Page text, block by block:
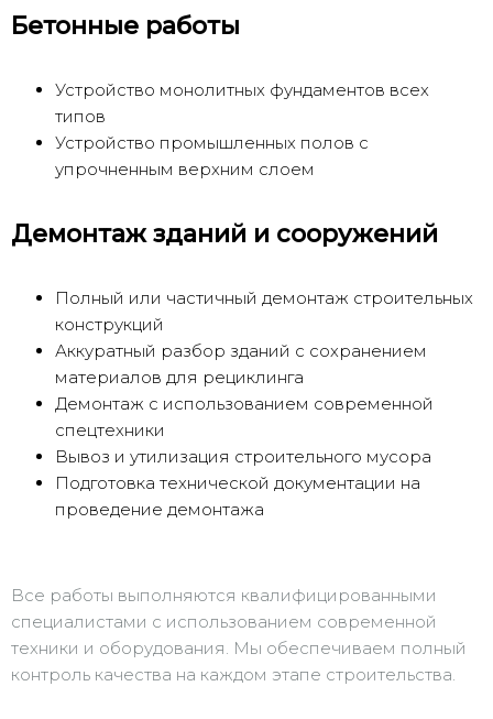
Бетонные работы
Устройство монолитных фундаментов всех
типов
Устройство промышленных полов с
упрочненным верхним слоем
Демонтаж зданий и сооружений
Полный или частичный демонтаж строительных
конструкций
Аккуратный разбор зданий с сохранением
материалов для рециклинга
Демонтаж с использованием современной
спецтехники
Вывоз и утилизация строительного мусора
Подготовка технической документации на
проведение демонтажа
Все работы выполняются квалифицированными
специалистами с использованием современной
техники и оборудования. Мы обеспечиваем полный
контроль качества на каждом этапе строительства.